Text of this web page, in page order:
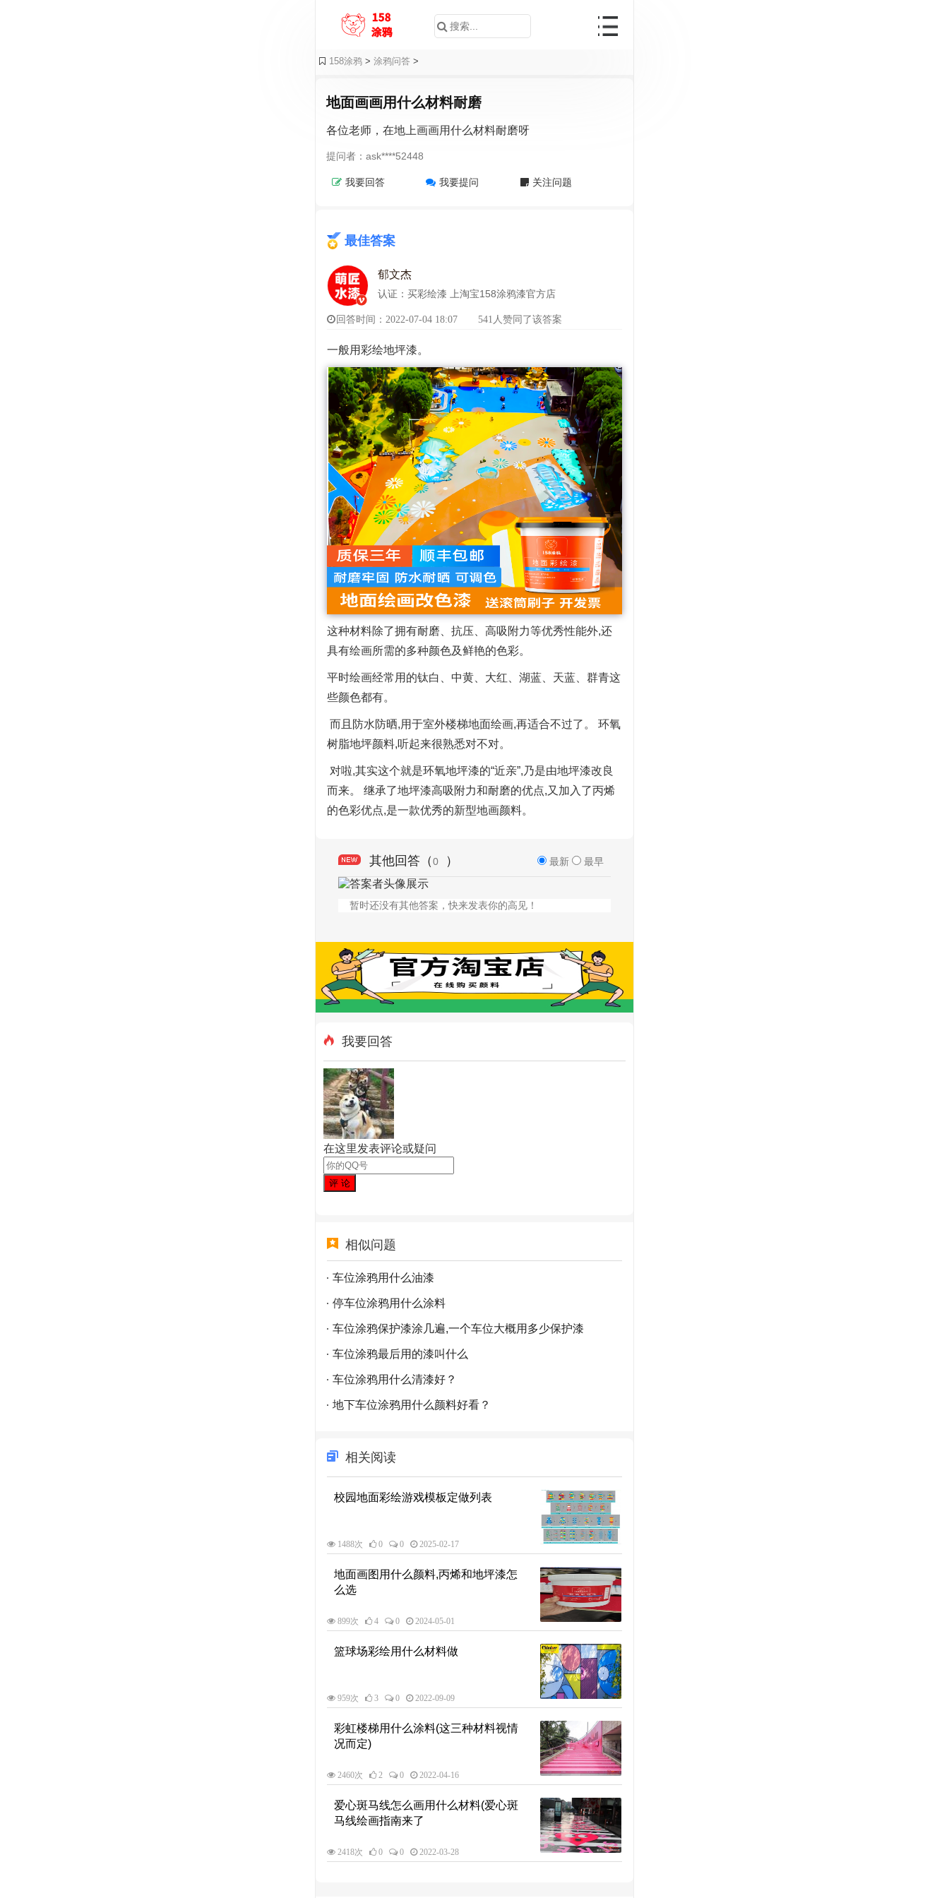
158涂鸦 > 涂鸦问答 >
地面画画用什么材料耐磨
各位老师，在地上画画用什么材料耐磨呀
提问者：ask****52448
我要回答 我要提问 关注问题
最佳答案
郁文杰
认证：买彩绘漆 上淘宝158涂鸦漆官方店
回答时间：2022-07-04 18:07 541人赞同了该答案
一般用彩绘地坪漆。
这种材料除了拥有耐磨、抗压、高吸附力等优秀性能外,还
具有绘画所需的多种颜色及鲜艳的色彩。
平时绘画经常用的钛白、中黄、大红、湖蓝、天蓝、群青这
些颜色都有。
而且防水防晒,用于室外楼梯地面绘画,再适合不过了。 环氧
树脂地坪颜料,听起来很熟悉对不对。
对啦,其实这个就是环氧地坪漆的“近亲”,乃是由地坪漆改良
而来。 继承了地坪漆高吸附力和耐磨的优点,又加入了丙烯
的色彩优点,是一款优秀的新型地画颜料。
其他回答（0 ） 最新 最早
暂时还没有其他答案，快来发表你的高见！
我要回答
在这里发表评论或疑问
相似问题
车位涂鸦用什么油漆
停车位涂鸦用什么涂料
车位涂鸦保护漆涂几遍,一个车位大概用多少保护漆
车位涂鸦最后用的漆叫什么
车位涂鸦用什么清漆好？
地下车位涂鸦用什么颜料好看？
相关阅读
校园地面彩绘游戏模板定做列表
1488次 0 0 2025-02-17
地面画图用什么颜料,丙烯和地坪漆怎
么选
899次 4 0 2024-05-01
篮球场彩绘用什么材料做
959次 3 0 2022-09-09
彩虹楼梯用什么涂料(这三种材料视情
况而定)
2460次 2 0 2022-04-16
爱心斑马线怎么画用什么材料(爱心斑
马线绘画指南来了
2418次 0 0 2022-03-28